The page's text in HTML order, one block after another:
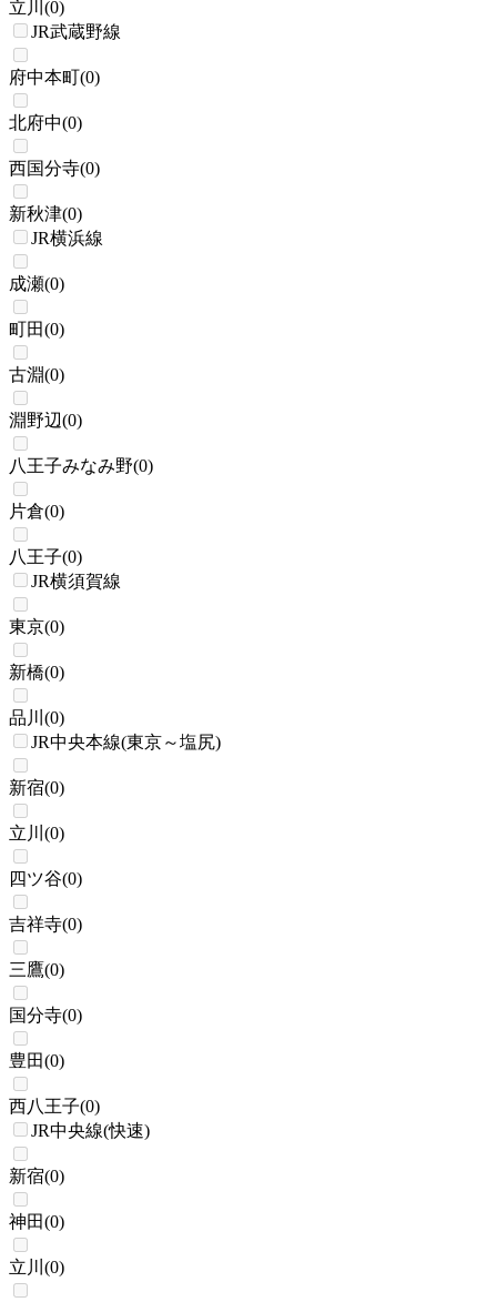
立川 (0)
JR武蔵野線
府中本町(0)
北府中(0)
西国分寺(0)
新秋津(0)
JR横浜線
成瀬(0)
町田(0)
古淵(0)
淵野辺(0)
八王子みなみ野(0)
片倉(0)
八王子(0)
JR横須賀線
東京(0)
新橋(0)
品川 (0)
JR中央本線(東京～塩尻)
新宿(0)
立川 (0)
四ツ谷(0)
吉祥寺(0)
三鷹(0)
国分寺(0)
豊田(0)
西八王子(0)
JR中央線(快速)
新宿(0)
神田(0)
立川 (0)